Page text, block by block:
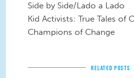
Side by Side/Lado a Lado
Kid Activists: True Tales of
Champions of Change
RELATED POSTS